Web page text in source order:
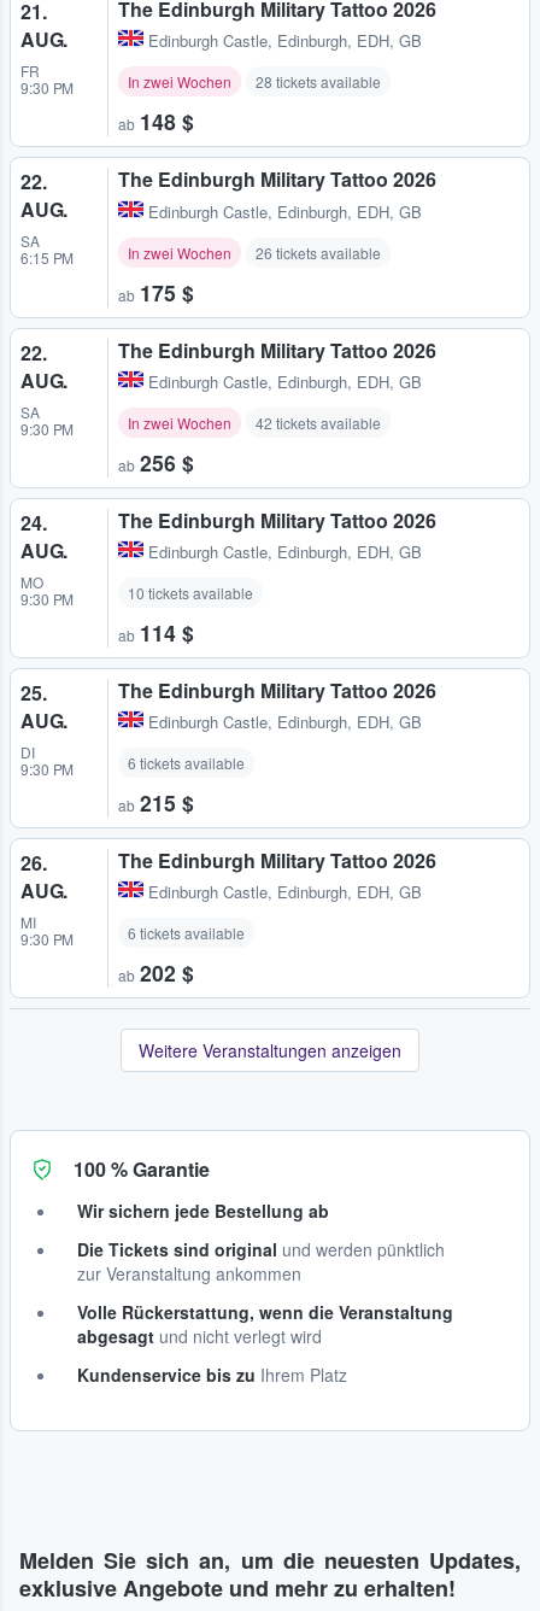
21.
AUG.
FR
9:30 PM
The Edinburgh Military Tattoo 2026
Edinburgh Castle, Edinburgh, EDH, GB
In zwei Wochen 28 tickets available
ab 148 $
22.
AUG.
SA
6:15 PM
The Edinburgh Military Tattoo 2026
Edinburgh Castle, Edinburgh, EDH, GB
In zwei Wochen 26 tickets available
ab 175 $
22.
AUG.
SA
9:30 PM
The Edinburgh Military Tattoo 2026
Edinburgh Castle, Edinburgh, EDH, GB
In zwei Wochen 42 tickets available
ab 256 $
24.
AUG.
MO
9:30 PM
The Edinburgh Military Tattoo 2026
Edinburgh Castle, Edinburgh, EDH, GB
10 tickets available
ab 114 $
25.
AUG.
DI
9:30 PM
The Edinburgh Military Tattoo 2026
Edinburgh Castle, Edinburgh, EDH, GB
6 tickets available
ab 215 $
26.
AUG.
MI
9:30 PM
The Edinburgh Military Tattoo 2026
Edinburgh Castle, Edinburgh, EDH, GB
6 tickets available
ab 202 $
Weitere Veranstaltungen anzeigen
100 % Garantie
Wir sichern jede Bestellung ab
Die Tickets sind original und werden pünktlich
zur Veranstaltung ankommen
Volle Rückerstattung, wenn die Veranstaltung
abgesagt und nicht verlegt wird
Kundenservice bis zu Ihrem Platz
Melden Sie sich an, um die neuesten Updates,
exklusive Angebote und mehr zu erhalten!